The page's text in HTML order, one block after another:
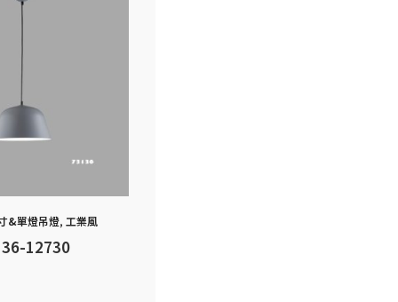
&單燈吊燈, 工業風
12730